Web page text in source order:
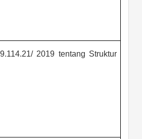
21/ 2019 tentang Struktur